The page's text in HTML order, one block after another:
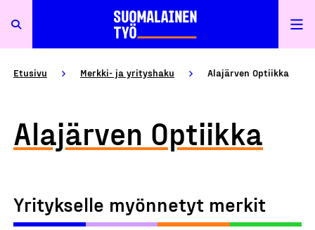
Etusivu Merkki- ja yrityshaku Alajärven Optiikka
Alajärven Optiikka
Yritykselle myönnetyt merkit